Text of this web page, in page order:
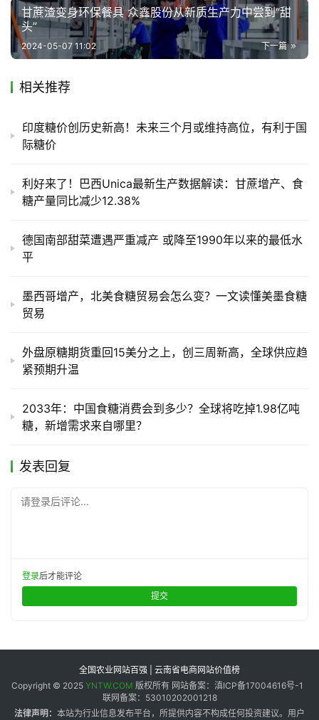
甘蔗渣变身环保餐具 众鑫股份从新质生产力中尝到“甜
头”
下一篇
2024-05-07 11:02
相关推荐
印度糖价创历史新高！未来三个月或维持高位，有利于国
际糖价
利好来了！巴西Unica最新生产数据解读：甘蔗增产、食
糖产量同比减少12.38%
德国南部甜菜遭遇严重减产 或降至1990年以来的最低水
平
墨西哥增产，北美食糖贸易会怎么变？一文读懂美墨食糖
贸易
外盘原糖期货重回15美分之上，创三周新高，全球供应趋
紧预期升温
2033年：中国食糖消费会到多少？全球将吃掉1.98亿吨
糖，新增需求来自哪里？
发表回复
请登录后评论...
登录后才能评论
提交
全国农业网站百强 | 云南省电商网站价值榜
Copyright © 2025 YNTW.COM 版权所有 网站备案：滇ICP备17004616号-1
联网备案：53010202001218
法律声明： 本站为行业信息发布平台，所提供内容不构成任何投资建议。用户